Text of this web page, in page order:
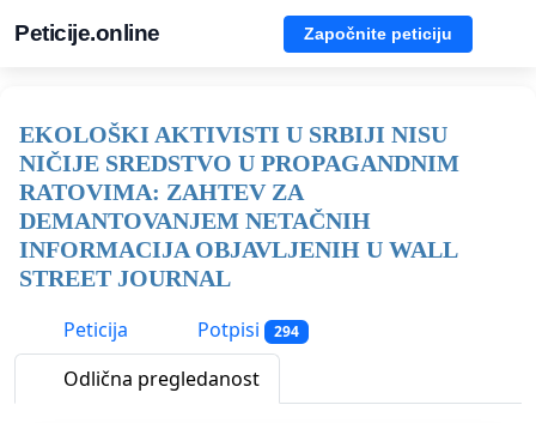
Peticije.online Započnite peticiju
EKOLOŠKI AKTIVISTI U SRBIJI NISU
NIČIJE SREDSTVO U PROPAGANDNIM
RATOVIMA: ZAHTEV ZA
DEMANTOVANJEM NETAČNIH
INFORMACIJA OBJAVLJENIH U WALL
STREET JOURNAL
Peticija
Potpisi 294
Odlična pregledanost